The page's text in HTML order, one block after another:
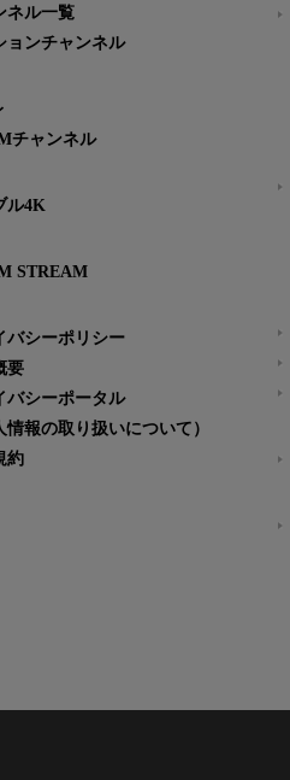
ネル一覧
ョンチャンネル
チャンネル
ル4K
STREAM
バシーポリシー
要
バシーポータル
情報の取り扱いについて）
約